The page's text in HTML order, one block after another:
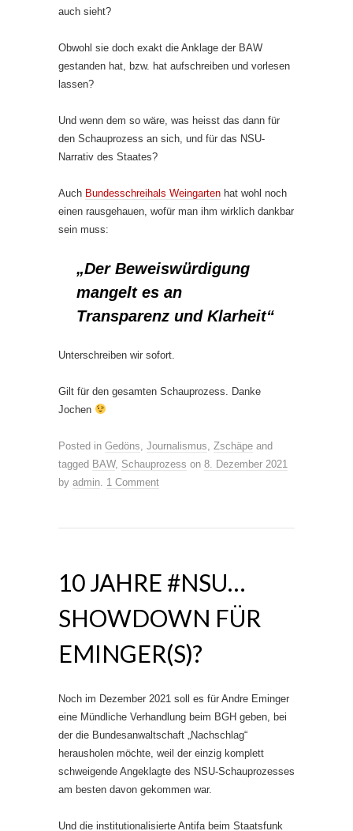
auch sieht?
Obwohl sie doch exakt die Anklage der BAW
gestanden hat, bzw. hat aufschreiben und vorlesen
lassen?
Und wenn dem so wäre, was heisst das dann für
den Schauprozess an sich, und für das NSU-
Narrativ des Staates?
Auch Bundesschreihals Weingarten hat wohl noch
einen rausgehauen, wofür man ihm wirklich dankbar
sein muss:
„Der Beweiswürdigung
mangelt es an
Transparenz und Klarheit“
Unterschreiben wir sofort.
Gilt für den gesamten Schauprozess. Danke
Jochen
Posted in Gedöns Journalismus Zschäpe and
tagged BAW, Schauprozess on 8. Dezember 2021
by admin 1 Comment
10 JAHRE #NSU…
SHOWDOWN FÜR
EMINGER(S)?
Noch im Dezember 2021 soll es für Andre Eminger
eine Mündliche Verhandlung beim BGH geben, bei
der die Bundesanwaltschaft „Nachschlag“
herausholen möchte, weil der einzig komplett
schweigende Angeklagte des NSU-Schauprozesses
am besten davon gekommen war.
Und die institutionalisierte Antifa beim Staatsfunk